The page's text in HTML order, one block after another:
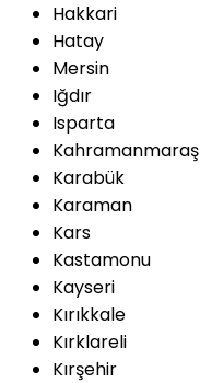
Hakkari
Hatay
Mersin
Iğdır
Isparta
Kahramanmaraş
Karabük
Karaman
Kars
Kastamonu
Kayseri
Kırıkkale
Kırklareli
Kırşehir